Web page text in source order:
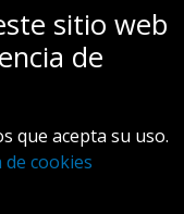
envíanos un correo a:
sitio web
de
que acepta su uso.
de cookies